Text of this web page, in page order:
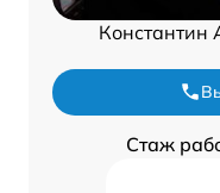
Константин
Стаж